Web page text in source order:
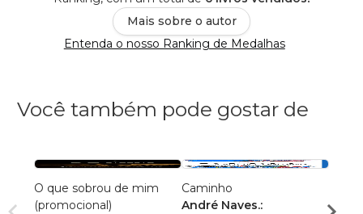
Mais sobre o autor
Entenda o nosso Ranking de Medalhas
Você também pode gostar de
O que sobrou de mim
(promocional)
Caminho
André Naves.:
Luiz